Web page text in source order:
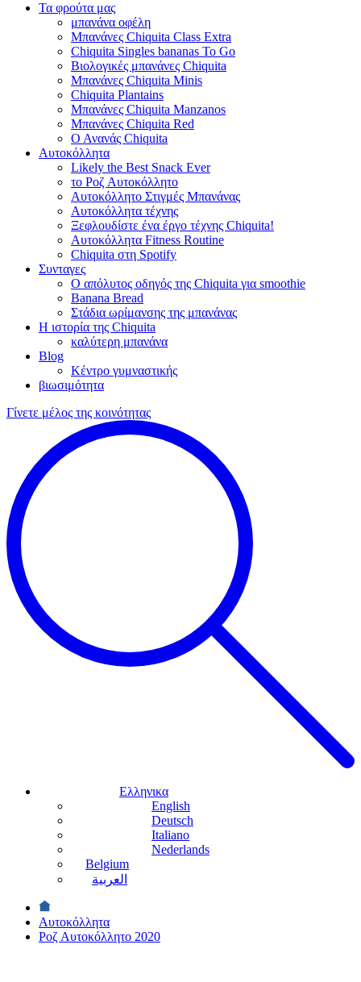
Τα φρούτα μας
μπανάνα οφέλη
Μπανάνες Chiquita Class Extra
Chiquita Singles bananas To Go
Βιολογικές μπανάνες Chiquita
Μπανάνες Chiquita Minis
Chiquita Plantains
Μπανάνες Chiquita Manzanos
Μπανάνες Chiquita Red
Ο Ανανάς Chiquita
Αυτοκόλλητα
Likely the Best Snack Ever
το Ροζ Αυτοκόλλητο
Αυτοκόλλητο Στιγμές Μπανάνας
Αυτοκόλλητα τέχνης
Ξεφλουδίστε ένα έργο τέχνης Chiquita!
Αυτοκόλλητα Fitness Routine
Chiquita στη Spotify
Συνταγες
Ο απόλυτος οδηγός της Chiquita για smoothie
Banana Bread
Στάδια ωρίμανσης της μπανάνας
Η ιστορία της Chiquita
καλύτερη μπανάνα
Blog
Κέντρο γυμναστικής
βιωσιμότητα
Γίνετε μέλος της κοινότητας
Ελληνικα
English
Deutsch
Italiano
Nederlands
Belgium
العربية
Αυτοκόλλητα
Ροζ Αυτοκόλλητο 2020